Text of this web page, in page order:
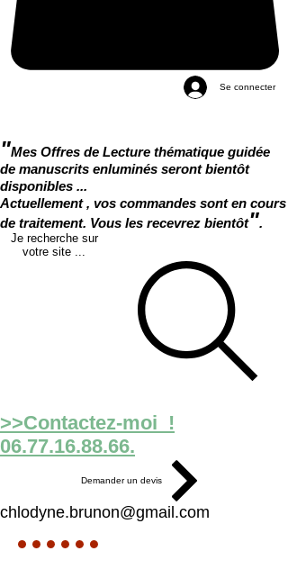
Se connecter
"Mes Offres de Lecture thématique guidée
de manuscrits enluminés seront bientôt
disponibles ...
Actuellement , vos commandes sont en cours
de traitement. Vous les recevrez bientôt".
Je recherche sur
votre site ...
>>Contactez-moi !
06.77.16.88.66.
Demander un devis
chlodyne.brunon@gmail.com